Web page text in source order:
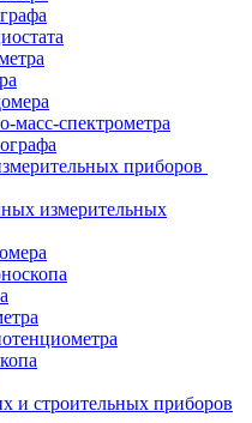
масс-спектрометра
приборов
измерительных
и строительных приборов